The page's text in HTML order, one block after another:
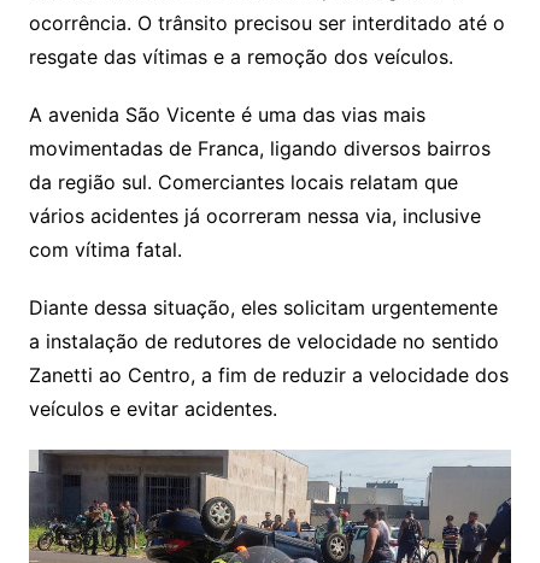
ocorrência. O trânsito precisou ser interditado até o
resgate das vítimas e a remoção dos veículos.
A avenida São Vicente é uma das vias mais
movimentadas de Franca, ligando diversos bairros
da região sul. Comerciantes locais relatam que
vários acidentes já ocorreram nessa via, inclusive
com vítima fatal.
Diante dessa situação, eles solicitam urgentemente
a instalação de redutores de velocidade no sentido
Zanetti ao Centro, a fim de reduzir a velocidade dos
veículos e evitar acidentes.